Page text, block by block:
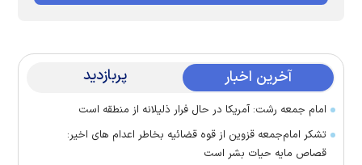
آخرین اخبار پربازدید
امام جمعه رشت: آمریکا در حال فرار ذلیلانه از منطقه است
تشکر امام‌جمعه قزوین از قوه قضائیه بخاطر اعدام های اخیر:
قصاص مایه حیات بشر است